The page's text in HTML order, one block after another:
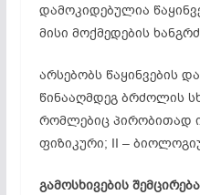
დამოკიდებულია
მისი მოქმედების
არსებობს წაყინვების
წინააღმდეგ ბრძოლის
რომლებიც პირობითად
ფიზიკური; II –
გამოსხივების შემცირება